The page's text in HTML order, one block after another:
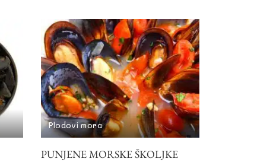
Plodovi mora
PUNJENE MORSKE ŠKOLJKE